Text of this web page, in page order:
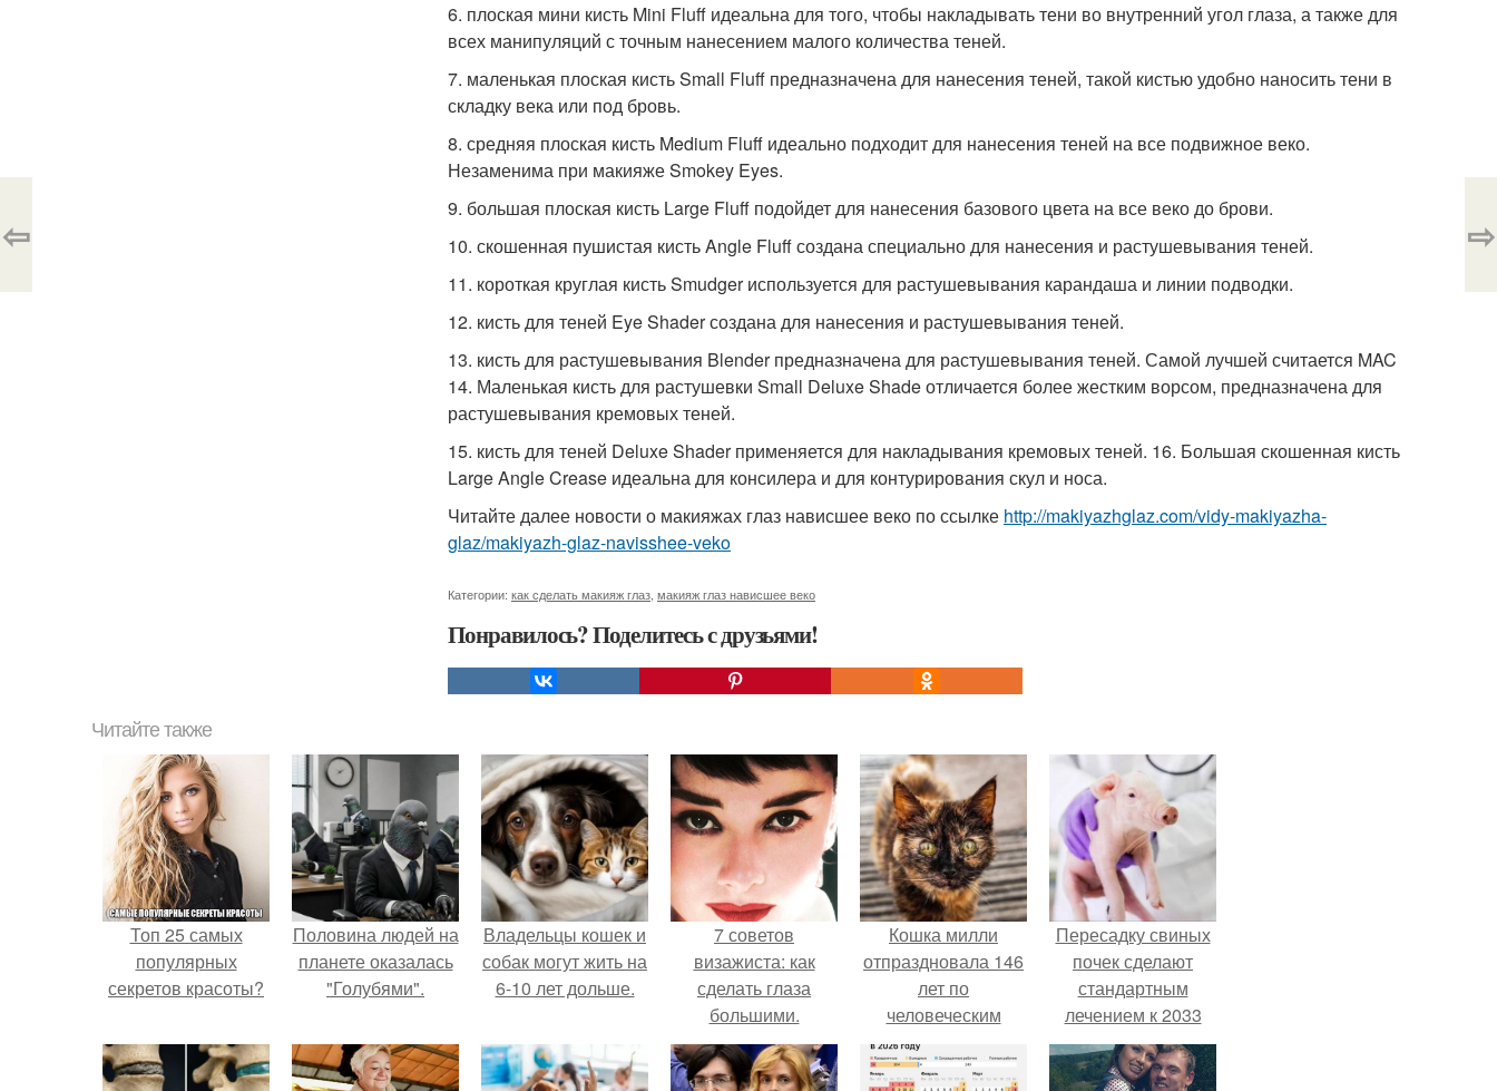
6. плоская мини кисть Mini Fluff идеальна для того, чтобы накладывать тени во внутренний угол глаза, а также для
всех манипуляций с точным нанесением малого количества теней.
7. маленькая плоская кисть Small Fluff предназначена для нанесения теней, такой кистью удобно наносить тени в
складку века или под бровь.
8. средняя плоская кисть Medium Fluff идеально подходит для нанесения теней на все подвижное веко.
Незаменима при макияже Smokey Eyes.
9. большая плоская кисть Large Fluff подойдет для нанесения базового цвета на все веко до брови.
10. скошенная пушистая кисть Angle Fluff создана специально для нанесения и растушевывания теней.
11. короткая круглая кисть Smudger используется для растушевывания карандаша и линии подводки.
12. кисть для теней Eye Shader создана для нанесения и растушевывания теней.
13. кисть для растушевывания Blender предназначена для растушевывания теней. Самой лучшей считается MAC
14. Маленькая кисть для растушевки Small Deluxe Shade отличается более жестким ворсом, предназначена для
растушевывания кремовых теней.
15. кисть для теней Deluxe Shader применяется для накладывания кремовых теней. 16. Большая скошенная кисть
Large Angle Crease идеальна для консилера и для контурирования скул и носа.
Читайте далее новости о макияжах глаз нависшее веко по ссылке http://makiyazhglaz.com/vidy-makiyazha-
glaz/makiyazh-glaz-navisshee-veko
Категории: как сделать макияж глаз макияж глаз нависшее веко
Понравилось? Поделитесь с друзьями!
⇦ ⇨
Читайте также
Топ 25 самых
популярных
секретов красоты?
Половина людей на
планете оказалась
"Голубями".
Владельцы кошек и
собак могут жить на
6-10 лет дольше.
7 советов
визажиста: как
сделать глаза
большими.
Кошка милли
отпраздновала 146
лет по
человеческим
Меркам и
претендует на
Пересадку свиных
почек сделают
стандартным
лечением к 2033
году в Японии.